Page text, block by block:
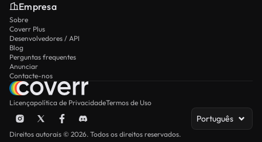
Empresa
Sobre
Coverr Plus
Desenvolvedores / API
Blog
Perguntas frequentes
Anunciar
Contacte-nos
Licençapolítica de PrivacidadeTermos de Uso
Português
Direitos autorais © 2026. Todos os direitos reservados.